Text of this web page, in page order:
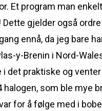
Et program man
gjelder også
ennå, da jeg bare
y-Brenin i Nord-
det praktiske og
som ble mye
for å følge med i